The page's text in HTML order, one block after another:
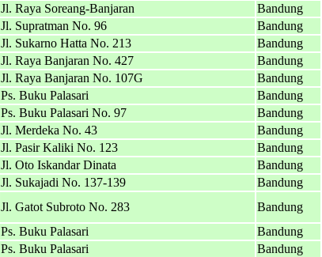
Jl. Raya Soreang-Banjaran Bandung
Jl. Supratman No. 96 Bandung
Jl. Sukarno Hatta No. 213 Bandung
Jl. Raya Banjaran No. 427
Bandung
Jl. Raya Banjaran No. 107G Bandung
Ps. Buku Palasari Bandung
Ps. Buku Palasari No. 97
Bandung
Jl. Merdeka No. 43
Bandung
Jl. Pasir Kaliki No. 123
Bandung
Jl. Oto Iskandar Dinata Bandung
Jl. Sukajadi No. 137-139
Bandung
Jl. Gatot Subroto No. 283
Bandung
Ps. Buku Palasari Bandung
Ps. Buku Palasari Bandung